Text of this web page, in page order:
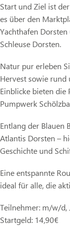
Start und Ziel ist
es über den
Yachthafen
Schleuse Dorsten.
Natur pur erleben
Hervest sowie rund
Einblicke bieten die
Pumpwerk
Entlang der Blauen
Atlantis Dorsten –
Geschichte und
Eine entspannte
ideal für alle, die
Teilnehmer: m/w/d,
Startgeld: 14,90€